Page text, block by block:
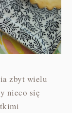
zbyt wielu
nieco się